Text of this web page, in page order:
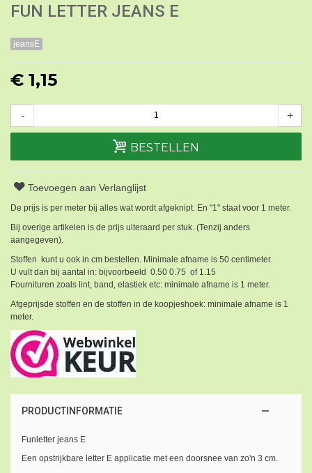
FUN LETTER JEANS E
jeansE
€ 1,15
- +
BESTELLEN
Toevoegen aan Verlanglijst
De prijs is per meter bij alles wat wordt afgeknipt. En "1" staat voor 1 meter.
Bij overige artikelen is de prijs uiteraard per stuk. (Tenzij anders
aangegeven).
Stoffen kunt u ook in cm bestellen. Minimale afname is 50 centimeter.
U vult dan bij aantal in: bijvoorbeeld 0.50 0.75 of 1.15
Fournituren zoals lint, band, elastiek etc: minimale afname is 1 meter.
Afgeprijsde stoffen en de stoffen in de koopjeshoek: minimale afname is 1
meter.
PRODUCTINFORMATIE
Funletter jeans E
Een opstrijkbare letter E applicatie met een doorsnee van zo'n 3 cm.